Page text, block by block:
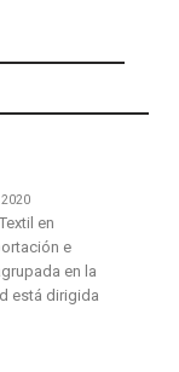
en
e
en la
está dirigida